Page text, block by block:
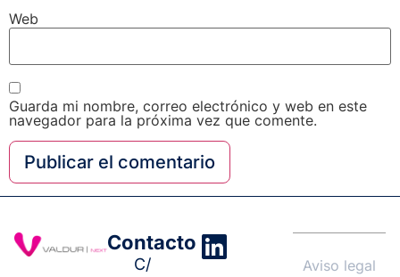
Web
Guarda mi nombre, correo electrónico y web en este
navegador para la próxima vez que comente.
Contacto
C/
Aviso legal